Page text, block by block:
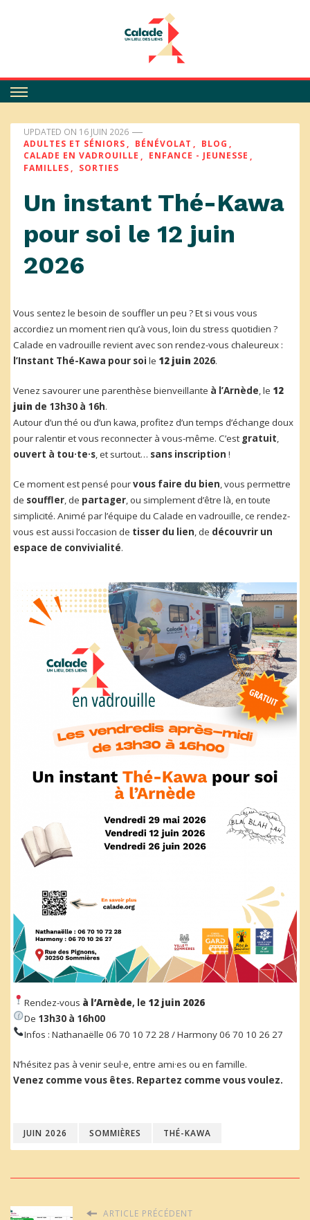
Calade
UPDATED ON 16 JUIN 2026
ADULTES ET SÉNIORS
BÉNÉVOLAT
BLOG
CALADE EN VADROUILLE
ENFANCE - JEUNESSE
FAMILLES
SORTIES
Un instant Thé-Kawa
pour soi le 12 juin
2026
Vous sentez le besoin de souffler un peu ? Et si vous vous
accordiez un moment rien qu’à vous, loin du stress quotidien ?
Calade en vadrouille revient avec son rendez-vous chaleureux :
l’Instant Thé-Kawa pour soi le 12 juin 2026.
Venez savourer une parenthèse bienveillante à l’Arnède, le 12
juin de 13h30 à 16h.
Autour d’un thé ou d’un kawa, profitez d’un temps d’échange doux
pour ralentir et vous reconnecter à vous-même. C’est gratuit,
ouvert à tou·te·s, et surtout… sans inscription !
Ce moment est pensé pourvous faire du bien, vous permettre
de souffler, de partager, ou simplement d’être là, en toute
simplicité. Animé par l’équipe du Calade en vadrouille, ce rendez-
vous est aussi l’occasion de tisser du lien, de découvrir un
espace de convivialité.
Rendez-vous à l’Arnède, le 12 juin 2026
De 13h30 à 16h00
Infos : Nathanaëlle 06 70 10 72 28 / Harmony 06 70 10 26 27
N’hésitez pas à venir seul·e, entre ami·es ou en famille.
Venez comme vous êtes. Repartez comme vous voulez.
JUIN 2026 SOMMIÈRES THÉ-KAWA
ARTICLE PRÉCÉDENT